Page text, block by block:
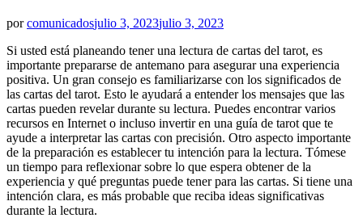
porcomunicadosPublicado
julio 3, 2023julio 3, 2023
Si usted está planeando tener una lectura de cartas del tarot, es
importante prepararse de antemano para asegurar una experiencia
positiva. Un gran consejo es familiarizarse con los significados de
las cartas del tarot. Esto le ayudará a entender los mensajes que las
cartas pueden revelar durante su lectura. Puedes encontrar varios
recursos en Internet o incluso invertir en una guía de tarot que te
ayude a interpretar las cartas con precisión. Otro aspecto importante
de la preparación es establecer tu intención para la lectura. Tómese
un tiempo para reflexionar sobre lo que espera obtener de la
experiencia y qué preguntas puede tener para las cartas. Si tiene una
intención clara, es más probable que reciba ideas significativas
durante la lectura.